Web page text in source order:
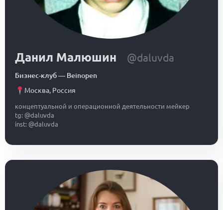
Данил Малюшин @daluvda
Бизнес-клуб— Beinopen
Москва, Россия
концептуальной и операционной деятельности мейкер
tg: @daluvda
inst: @daluvda